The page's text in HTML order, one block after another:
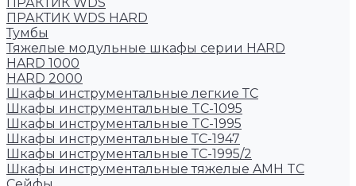
ПРАКТИК WDS HARD
Тумбы
Тяжелые модульные шкафы серии HARD
HARD 1000
HARD 2000
Шкафы инструментальные легкие ТС
Шкафы инструментальные TC-1095
Шкафы инструментальные TC-1995
Шкафы инструментальные ТС-1947
Шкафы инструментальные ТС-1995/2
Шкафы инструментальные тяжелые AMH TC